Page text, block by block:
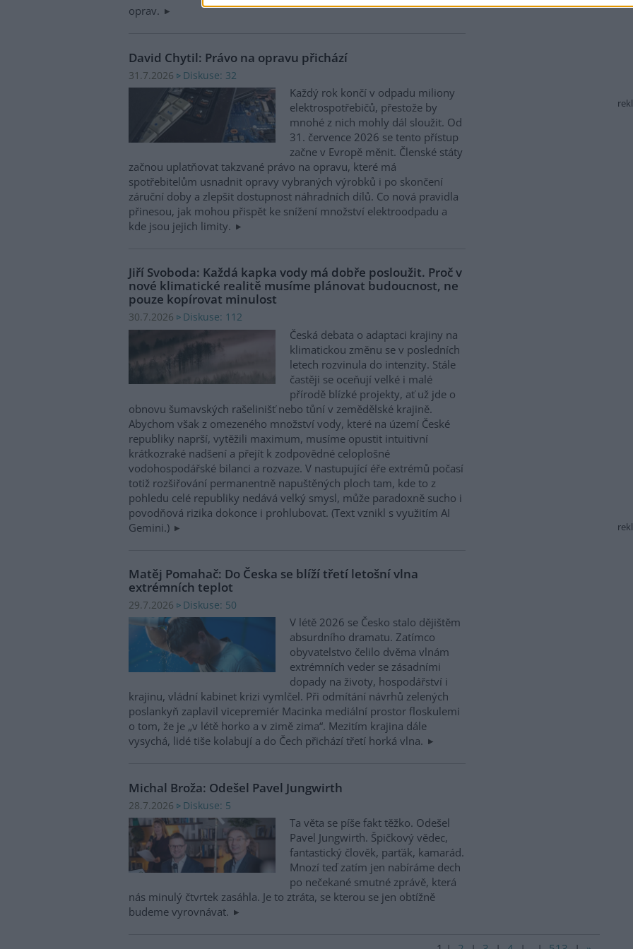
oprav.
David Chytil: Právo na opravu přichází
31.7.2026 Diskuse: 32
Každý rok končí v odpadu miliony
elektrospotřebičů, přestože by
mnohé z nich mohly dál sloužit. Od
31. července 2026 se tento přístup
začne v Evropě měnit. Členské státy
začnou uplatňovat takzvané právo na opravu, které má
spotřebitelům usnadnit opravy vybraných výrobků i po skončení
záruční doby a zlepšit dostupnost náhradních dílů. Co nová pravidla
přinesou, jak mohou přispět ke snížení množství elektroodpadu a
kde jsou jejich limity.
Jiří Svoboda: Každá kapka vody má dobře posloužit. Proč v
nové klimatické realitě musíme plánovat budoucnost, ne
pouze kopírovat minulost
30.7.2026 Diskuse: 112
Česká debata o adaptaci krajiny na
klimatickou změnu se v posledních
letech rozvinula do intenzity. Stále
častěji se oceňují velké i malé
přírodě blízké projekty, ať už jde o
obnovu šumavských rašelinišť nebo tůní v zemědělské krajině.
Abychom však z omezeného množství vody, které na území České
republiky naprší, vytěžili maximum, musíme opustit intuitivní
krátkozraké nadšení a přejít k zodpovědné celoplošné
vodohospodářské bilanci a rozvaze. V nastupující éře extrémů počasí
totiž rozšiřování permanentně napuštěných ploch tam, kde to z
pohledu celé republiky nedává velký smysl, může paradoxně sucho i
povodňová rizika dokonce i prohlubovat. (Text vznikl s využitím AI
Gemini.)
Matěj Pomahač: Do Česka se blíží třetí letošní vlna
extrémních teplot
29.7.2026 Diskuse: 50
V létě 2026 se Česko stalo dějištěm
absurdního dramatu. Zatímco
obyvatelstvo čelilo dvěma vlnám
extrémních veder se zásadními
dopady na životy, hospodářství i
krajinu, vládní kabinet krizi vymlčel. Při odmítání návrhů zelených
poslankyň zaplavil vicepremiér Macinka mediální prostor floskulemi
o tom, že je „v létě horko a v zimě zima“. Mezitím krajina dále
vysychá, lidé tiše kolabují a do Čech přichází třetí horká vlna.
Michal Broža: Odešel Pavel Jungwirth
28.7.2026 Diskuse: 5
Ta věta se píše fakt těžko. Odešel
Pavel Jungwirth. Špičkový vědec,
fantastický člověk, parťák, kamarád.
Mnozí teď zatím jen nabíráme dech
po nečekané smutné zprávě, která
nás minulý čtvrtek zasáhla. Je to ztráta, se kterou se jen obtížně
budeme vyrovnávat.